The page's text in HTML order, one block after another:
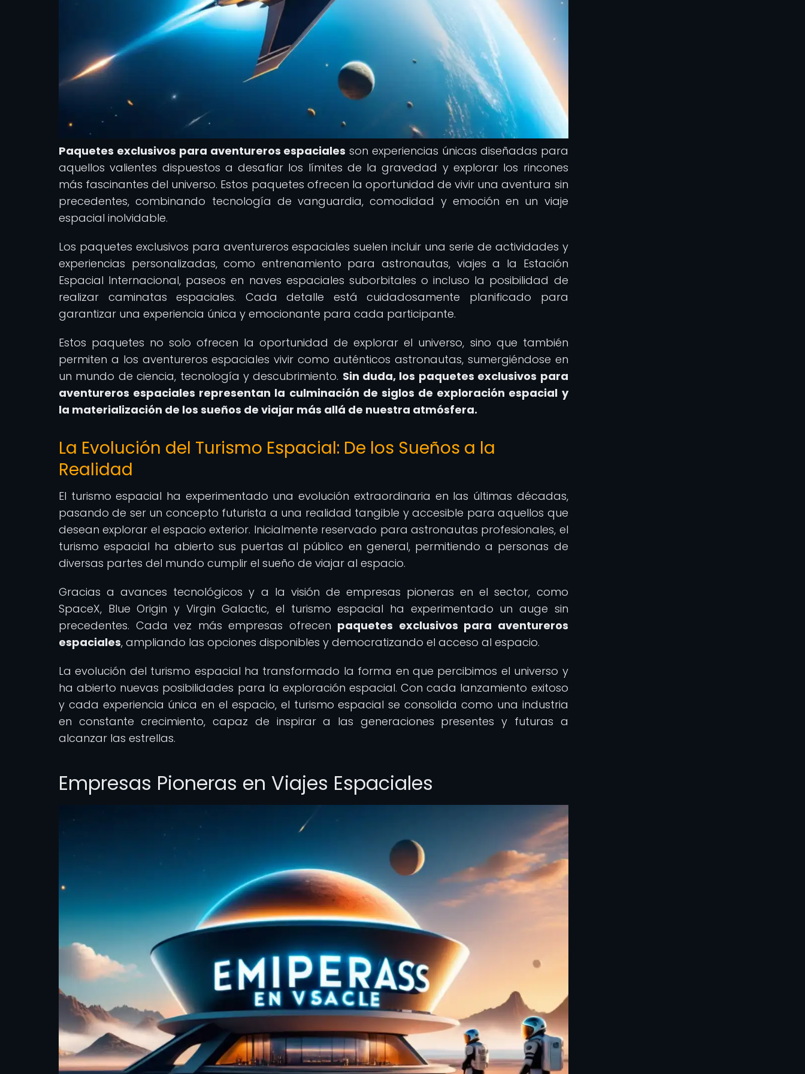
Paquetes exclusivos para aventureros espaciales son experiencias únicas diseñadas para
aquellos valientes dispuestos a desafiar los límites de la gravedad y explorar los rincones
más fascinantes del universo. Estos paquetes ofrecen la oportunidad de vivir una aventura sin
precedentes, combinando tecnología de vanguardia, comodidad y emoción en un viaje
espacial inolvidable.
Los paquetes exclusivos para aventureros espaciales suelen incluir una serie de actividades y
experiencias personalizadas, como entrenamiento para astronautas, viajes a la Estación
Espacial Internacional, paseos en naves espaciales suborbitales o incluso la posibilidad de
realizar caminatas espaciales. Cada detalle está cuidadosamente planificado para
garantizar una experiencia única y emocionante para cada participante.
Estos paquetes no solo ofrecen la oportunidad de explorar el universo, sino que también
permiten a los aventureros espaciales vivir como auténticos astronautas, sumergiéndose en
un mundo de ciencia, tecnología y descubrimiento. Sin duda, los paquetes exclusivos para
aventureros espaciales representan la culminación de siglos de exploración espacial y
la materialización de los sueños de viajar más allá de nuestra atmósfera.
La Evolución del Turismo Espacial: De los Sueños a la
Realidad
El turismo espacial ha experimentado una evolución extraordinaria en las últimas décadas,
pasando de ser un concepto futurista a una realidad tangible y accesible para aquellos que
desean explorar el espacio exterior. Inicialmente reservado para astronautas profesionales, el
turismo espacial ha abierto sus puertas al público en general, permitiendo a personas de
diversas partes del mundo cumplir el sueño de viajar al espacio.
Gracias a avances tecnológicos y a la visión de empresas pioneras en el sector, como
SpaceX, Blue Origin y Virgin Galactic, el turismo espacial ha experimentado un auge sin
precedentes. Cada vez más empresas ofrecen paquetes exclusivos para aventureros
espaciales, ampliando las opciones disponibles y democratizando el acceso al espacio.
La evolución del turismo espacial ha transformado la forma en que percibimos el universo y
ha abierto nuevas posibilidades para la exploración espacial. Con cada lanzamiento exitoso
y cada experiencia única en el espacio, el turismo espacial se consolida como una industria
en constante crecimiento, capaz de inspirar a las generaciones presentes y futuras a
alcanzar las estrellas.
Empresas Pioneras en Viajes Espaciales